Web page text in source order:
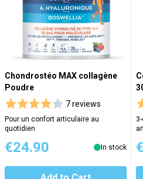
Chondrostéo MAX collagène
Poudre
7 reviews
Pour un confort articulaire au
quotidien
€24.90 In stock